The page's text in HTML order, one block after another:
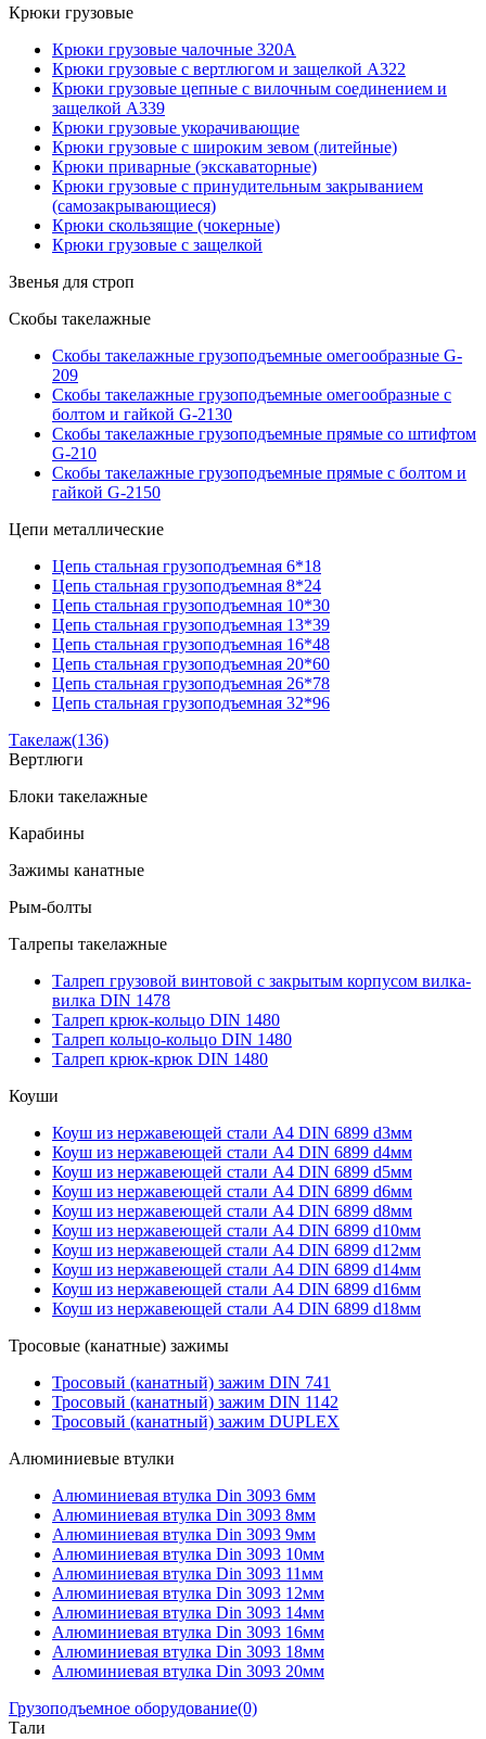
Крюки грузовые
Крюки грузовые чалочные 320А
Крюки грузовые с вертлюгом и защелкой А322
Крюки грузовые цепные с вилочным соединением и
защелкой А339
Крюки грузовые укорачивающие
Крюки грузовые с широким зевом (литейные)
Крюки приварные (экскаваторные)
Крюки грузовые с принудительным закрыванием
(самозакрывающиеся)
Крюки скользящие (чокерные)
Крюки грузовые с защелкой
Звенья для строп
Скобы такелажные
Скобы такелажные грузоподъемные омегообразные G-
209
Скобы такелажные грузоподъемные омегообразные с
болтом и гайкой G-2130
Скобы такелажные грузоподъемные прямые со штифтом
G-210
Скобы такелажные грузоподъемные прямые с болтом и
гайкой G-2150
Цепи металлические
Цепь стальная грузоподъемная 6*18
Цепь стальная грузоподъемная 8*24
Цепь стальная грузоподъемная 10*30
Цепь стальная грузоподъемная 13*39
Цепь стальная грузоподъемная 16*48
Цепь стальная грузоподъемная 20*60
Цепь стальная грузоподъемная 26*78
Цепь стальная грузоподъемная 32*96
Такелаж(136)
Вертлюги
Блоки такелажные
Карабины
Зажимы канатные
Рым-болты
Талрепы такелажные
Талреп грузовой винтовой с закрытым корпусом вилка-
вилка DIN 1478
Талреп крюк-кольцо DIN 1480
Талреп кольцо-кольцо DIN 1480
Талреп крюк-крюк DIN 1480
Коуши
Коуш из нержавеющей стали А4 DIN 6899 d3мм
Коуш из нержавеющей стали А4 DIN 6899 d4мм
Коуш из нержавеющей стали А4 DIN 6899 d5мм
Коуш из нержавеющей стали А4 DIN 6899 d6мм
Коуш из нержавеющей стали А4 DIN 6899 d8мм
Коуш из нержавеющей стали А4 DIN 6899 d10мм
Коуш из нержавеющей стали А4 DIN 6899 d12мм
Коуш из нержавеющей стали А4 DIN 6899 d14мм
Коуш из нержавеющей стали А4 DIN 6899 d16мм
Коуш из нержавеющей стали А4 DIN 6899 d18мм
Тросовые (канатные) зажимы
Тросовый (канатный) зажим DIN 741
Тросовый (канатный) зажим DIN 1142
Тросовый (канатный) зажим DUPLEX
Алюминиевые втулки
Алюминиевая втулка Din 3093 6мм
Алюминиевая втулка Din 3093 8мм
Алюминиевая втулка Din 3093 9мм
Алюминиевая втулка Din 3093 10мм
Алюминиевая втулка Din 3093 11мм
Алюминиевая втулка Din 3093 12мм
Алюминиевая втулка Din 3093 14мм
Алюминиевая втулка Din 3093 16мм
Алюминиевая втулка Din 3093 18мм
Алюминиевая втулка Din 3093 20мм
Грузоподъемное оборудование(0)
Тали